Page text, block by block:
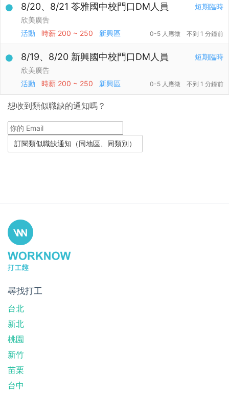
短期臨時
8/20、8/21 苓雅國中校門口DM人員
欣美廣告
活動
時薪 200 ~ 250 新興區 0-5 人應徵 不到 1 分鐘前
短期臨時
8/19、8/20 新興國中校門口DM人員
欣美廣告
活動
時薪 200 ~ 250 新興區 0-5 人應徵 不到 1 分鐘前
想收到類似職缺的通知嗎？
尋找打工
台北
新北
桃園
新竹
苗栗
台中